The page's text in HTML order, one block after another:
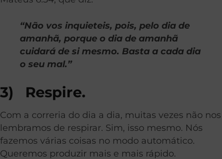
“Não vos inquieteis, pois, pelo dia de
amanhã, porque o dia de amanhã
cuidará de si mesmo. Basta a cada dia
o seu mal.”
3) Respire.
Com a correria do dia a dia, muitas vezes não nos
lembramos de respirar. Sim, isso mesmo. Nós
fazemos várias coisas no modo automático.
Queremos produzir mais e mais rápido.